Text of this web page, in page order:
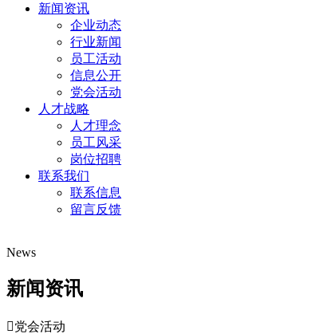
新闻资讯
企业动态
行业新闻
员工活动
信息公开
党会活动
人才战略
人才理念
员工风采
岗位招聘
联系我们
联系信息
留言反馈
News
新闻资讯
党会活动